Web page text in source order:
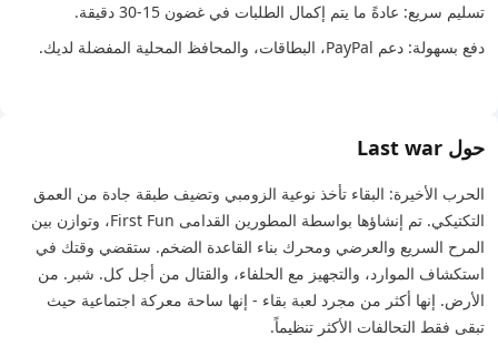
تسليم سريع: عادةً ما يتم إكمال الطلبات في غضون 15-30 دقيقة.
دفع بسهولة: دعم PayPal، البطاقات، والمحافظ المحلية المفضلة لديك.
حول Last war
الحرب الأخيرة: البقاء تأخذ نوعية الزومبي وتضيف طبقة جادة من العمق
التكتيكي. تم إنشاؤها بواسطة المطورين القدامى First Fun، وتوازن بين
المرح السريع والعرضي ومحرك بناء القاعدة الضخم. ستقضي وقتك في
استكشاف الموارد، والتجهيز مع الحلفاء، والقتال من أجل كل. شبر. من
الأرض. إنها أكثر من مجرد لعبة بقاء - إنها ساحة معركة اجتماعية حيث
تبقى فقط التحالفات الأكثر تنظيماً.